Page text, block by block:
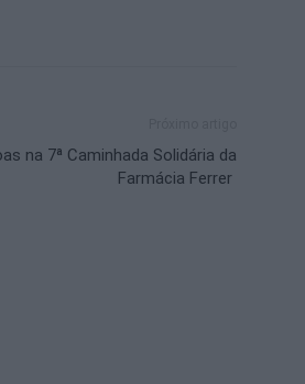
na 7ª Caminhada Solidária da
Farmácia Ferrer